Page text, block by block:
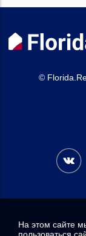
©
На этом сайте